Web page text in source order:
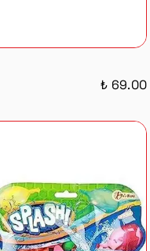
₺ 69.00